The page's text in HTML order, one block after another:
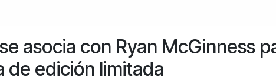
asocia con Ryan McGinness
de edición limitada